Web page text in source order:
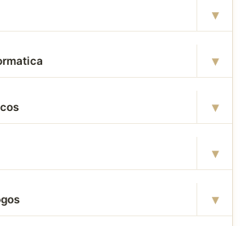
▾
▾
▾
▾
▾